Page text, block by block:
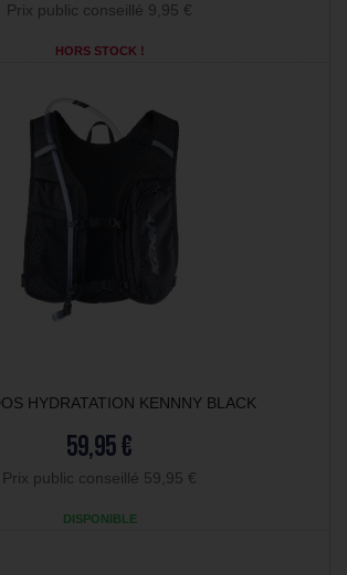
Prix public conseillé 9,95 €
HORS STOCK !
HYDRATATION KENNNY BLACK
59,95 €
Prix public conseillé 59,95 €
DISPONIBLE